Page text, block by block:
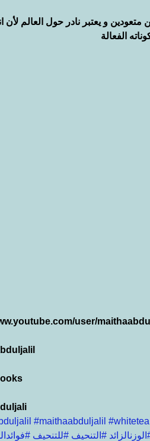
و يعتبر نادر حول العالم لأن
الفعالة
user/
#maithaabduljalil #whitetea
#التنحيف #للتنحيف